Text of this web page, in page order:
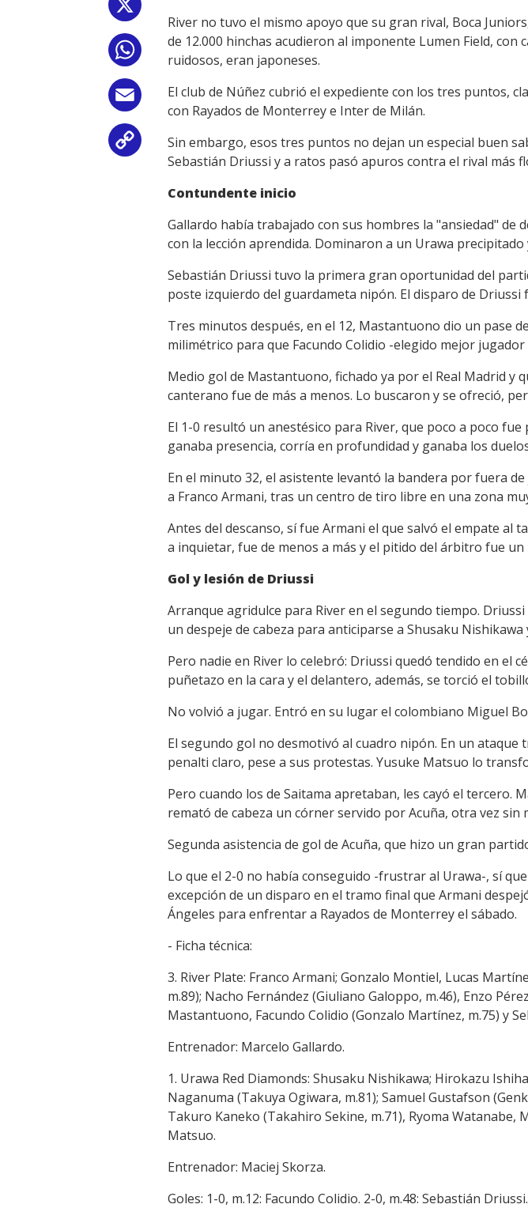
WhatsApp
Email
Copy
River no tuvo el mismo apoyo que su gran rival, Boca
de 12.000 hinchas acudieron al imponente Lumen Field, con
ruidosos, eran japoneses.
El club de Núñez cubrió el expediente con los tres puntos,
con Rayados de Monterrey e Inter de Milán.
Sin embargo, esos tres puntos no dejan un especial buen
Sebastián Driussi y a ratos pasó apuros contra el rival más
Contundente inicio
Gallardo había trabajado con sus hombres la "ansiedad"
con la lección aprendida. Dominaron a un Urawa
Sebastián Driussi tuvo la primera gran oportunidad del
poste izquierdo del guardameta nipón. El disparo de Driussi
Tres minutos después, en el 12, Mastantuono dio un pase
milimétrico para que Facundo Colidio -elegido mejor
Medio gol de Mastantuono, fichado ya por el Real Madrid y
canterano fue de más a menos. Lo buscaron y se ofreció,
El 1-0 resultó un anestésico para River, que poco a poco
ganaba presencia, corría en profundidad y ganaba los
En el minuto 32, el asistente levantó la bandera por fuera
a Franco Armani, tras un centro de tiro libre en una zona
Antes del descanso, sí fue Armani el que salvó el empate
a inquietar, fue de menos a más y el pitido del árbitro fue
Gol y lesión de Driussi
Arranque agridulce para River en el segundo tiempo.
un despeje de cabeza para anticiparse a Shusaku
Pero nadie en River lo celebró: Driussi quedó tendido en el
puñetazo en la cara y el delantero, además, se torció el
No volvió a jugar. Entró en su lugar el colombiano Miguel
El segundo gol no desmotivó al cuadro nipón. En un
penalti claro, pese a sus protestas. Yusuke Matsuo lo
Pero cuando los de Saitama apretaban, les cayó el tercero.
remató de cabeza un córner servido por Acuña, otra vez sin
Segunda asistencia de gol de Acuña, que hizo un gran
Lo que el 2-0 no había conseguido -frustrar al Urawa-, sí
excepción de un disparo en el tramo final que Armani
Ángeles para enfrentar a Rayados de Monterrey el sábado.
- Ficha técnica:
3. River Plate: Franco Armani; Gonzalo Montiel, Lucas
m.89); Nacho Fernández (Giuliano Galoppo, m.46), Enzo
Mastantuono, Facundo Colidio (Gonzalo Martínez, m.75) y
Entrenador: Marcelo Gallardo.
1. Urawa Red Diamonds: Shusaku Nishikawa; Hirokazu
Naganuma (Takuya Ogiwara, m.81); Samuel Gustafson
Takuro Kaneko (Takahiro Sekine, m.71), Ryoma Watanabe,
Matsuo.
Entrenador: Maciej Skorza.
Goles: 1-0, m.12: Facundo Colidio. 2-0, m.48: Sebastián